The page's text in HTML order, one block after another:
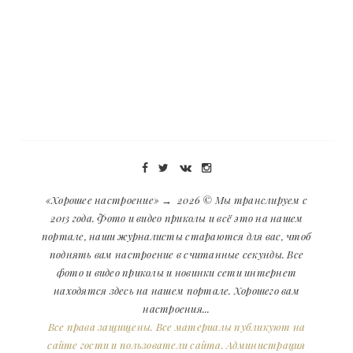
«Хорошее настроение» → 2026 © Мы транслируем с
2013 года. Фото и видео приколы и всё это на нашем
портале, наши журналисты стараются для вас, чтоб
поднять вам настроение в считанные секунды. Все
фото и видео приколы и новинки сети интернет
находятся здесь на нашем портале. Хорошего вам
настроения...
Все права защищены. Все материалы публикуют на
сайте гости и пользователи сайта. Администрация